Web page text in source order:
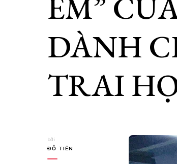
DÀNH
TRAI HỌ
bởi
ĐỖ TIÊN